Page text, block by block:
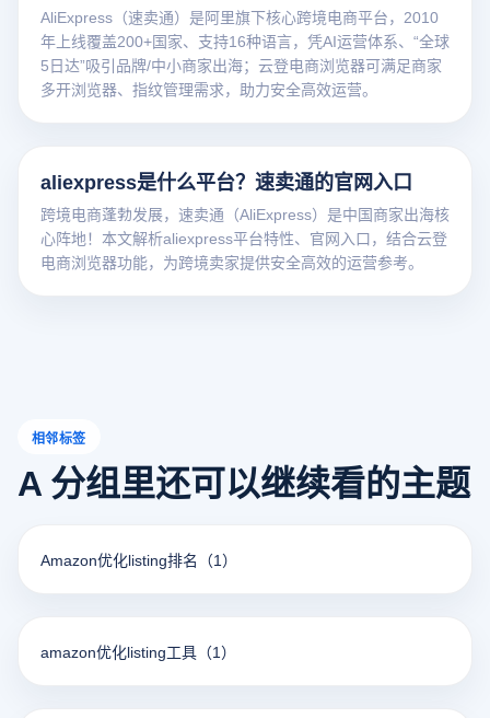
AliExpress（速卖通）是阿里旗下核心跨境电商平台，2010
年上线覆盖200+国家、支持16种语言，凭AI运营体系、“全球
5日达”吸引品牌/中小商家出海；云登电商浏览器可满足商家
多开浏览器、指纹管理需求，助力安全高效运营。
aliexpress是什么平台？速卖通的官网入口
跨境电商蓬勃发展，速卖通（AliExpress）是中国商家出海核
心阵地！本文解析aliexpress平台特性、官网入口，结合云登
电商浏览器功能，为跨境卖家提供安全高效的运营参考。
相邻标签
A 分组里还可以继续看的主题
Amazon优化listing排名 （1）
amazon优化listing工具 （1）